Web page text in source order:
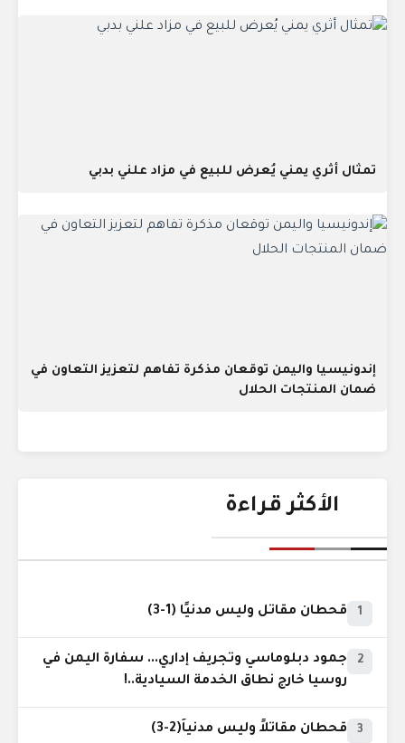
تمثال أثري يمني يُعرض للبيع في مزاد علني بدبي
إندونيسيا واليمن توقعان مذكرة تفاهم لتعزيز التعاون في
ضمان المنتجات الحلال
الأكثر قراءة
1 قحطان مقاتل وليس مدنيًا (1-3)
2
جمود دبلوماسي وتجريف إداري... سفارة اليمن في
روسيا خارج نطاق الخدمة السيادية..!
3 قحطان مقاتلاً وليس مدنياً(2-3)